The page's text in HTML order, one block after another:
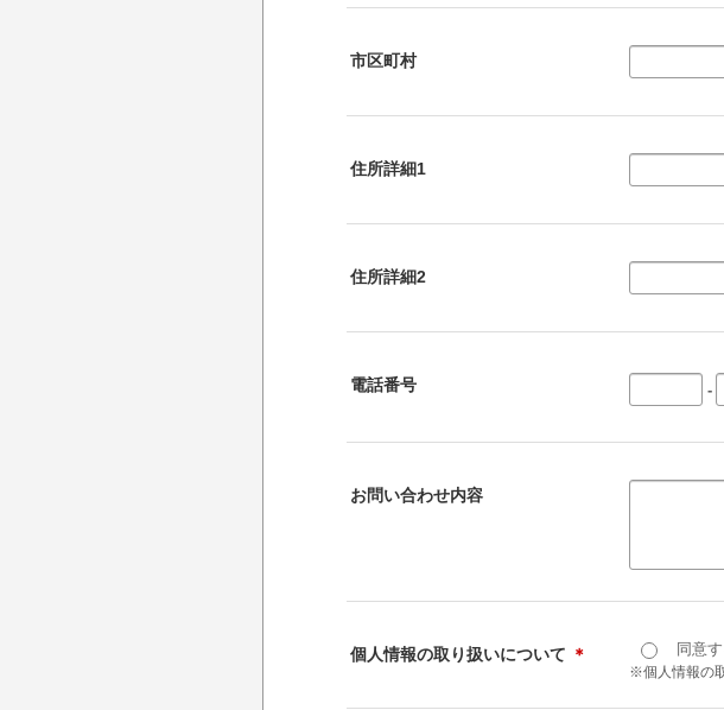
市区町村
住所詳細1
住所詳細2
電話番号 -
お問い合わせ内容
個人情報の取り扱いについて ＊ 同意
※個人情報の